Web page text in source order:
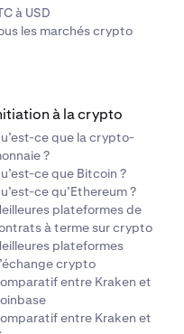
à USD
les marchés crypto
à la crypto
ce que la crypto-
?
ce que Bitcoin ?
ce qu’Ethereum ?
plateformes de
à terme sur crypto
plateformes
crypto
entre Kraken et
entre Kraken et